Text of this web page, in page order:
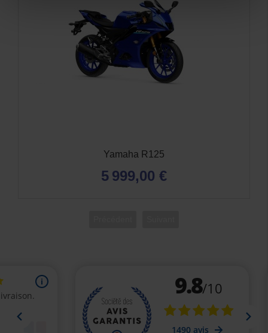
Yamaha Tracer 9 GT + Y-AMT
17 799,00 €